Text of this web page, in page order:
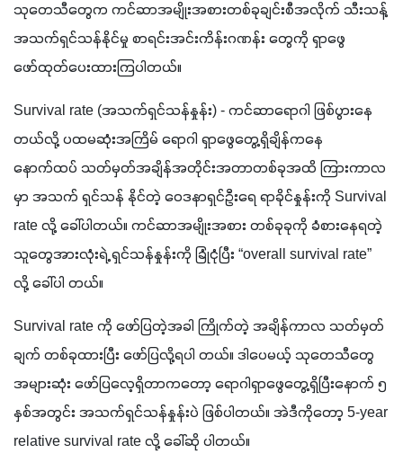
သုတေသီတွေက ကင်ဆာအမျိုးအစားတစ်ခုချင်းစီအလိုက် သီးသန့်
အသက်ရှင်သန်နိုင်မှု စာရင်းအင်းကိန်းဂဏန်း တွေကို ရှာဖွေ
ဖော်ထုတ်ပေးထားကြပါတယ်။
Survival rate (အသက်ရှင်သန်နှုန်း) - ကင်ဆာရောဂါ ဖြစ်ပွားနေ
တယ်လို့ ပထမဆုံးအကြိမ် ရောဂါ ရှာဖွေတွေ့ရှိချိန်ကနေ
နောက်ထပ် သတ်မှတ်အချိန်အတိုင်းအတာတစ်ခုအထိ ကြားကာလ
မှာ အသက် ရှင်သန် နိုင်တဲ့ ဝေဒနာရှင်ဦးရေ ရာခိုင်နှုန်းကို Survival
rate လို့ ခေါ်ပါတယ်။ ကင်ဆာအမျိုးအစား တစ်ခုခုကို ခံစားနေရတဲ့
သူတွေအားလုံးရဲ့ ရှင်သန်နှုန်းကို ခြုံငုံပြီး “overall survival rate”
လို့ ခေါ်ပါ တယ်။
Survival rate ကို ဖော်ပြတဲ့အခါ ကြိုက်တဲ့ အချိန်ကာလ သတ်မှတ်
ချက် တစ်ခုထားပြီး ဖော်ပြလို့ရပါ တယ်။ ဒါပေမယ့် သုတေသီတွေ
အများဆုံး ဖော်ပြလေ့ရှိတာကတော့ ရောဂါရှာဖွေတွေ့ရှိပြီးနောက် ၅
နှစ်အတွင်း အသက်ရှင်သန်နှုန်းပဲ ဖြစ်ပါတယ်။ အဲဒီကိုတော့ 5-year
relative survival rate လို့ ခေါ်ဆို ပါတယ်။